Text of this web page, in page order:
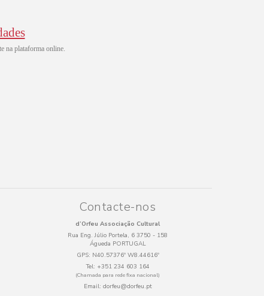
na plataforma online.
Contacte-nos
d’Orfeu Associação Cultural
Rua Eng. Júlio Portela, 6 3750 - 158
Águeda PORTUGAL
GPS: N40.57376º W8.44616º
Tel: +351 234 603 164
(Chamada para rede fixa nacional)
Email: dorfeu@dorfeu.pt